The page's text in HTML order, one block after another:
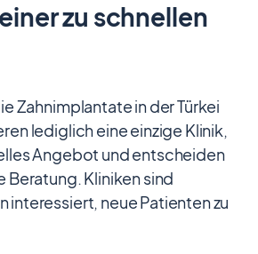
zu schnellen
Zahnimplantate in der Türkei
lediglich eine einzige Klinik,
Angebot und entscheiden
Beratung. Kliniken sind
interessiert, neue Patienten zu